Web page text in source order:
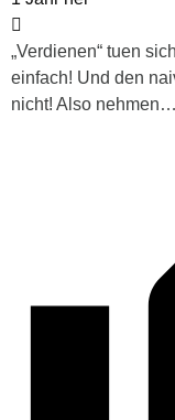
„Verdienen“ tuen
einfach! Und den
nicht! Also nehmen…